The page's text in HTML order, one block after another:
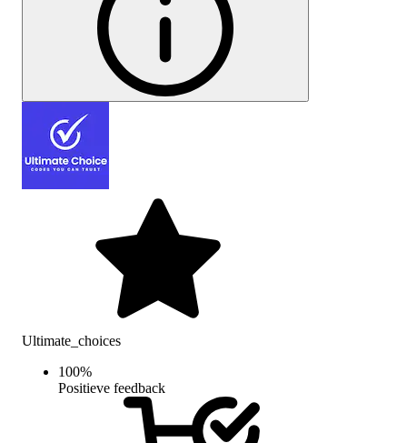
Ultimate_choices
100%
Positieve feedback